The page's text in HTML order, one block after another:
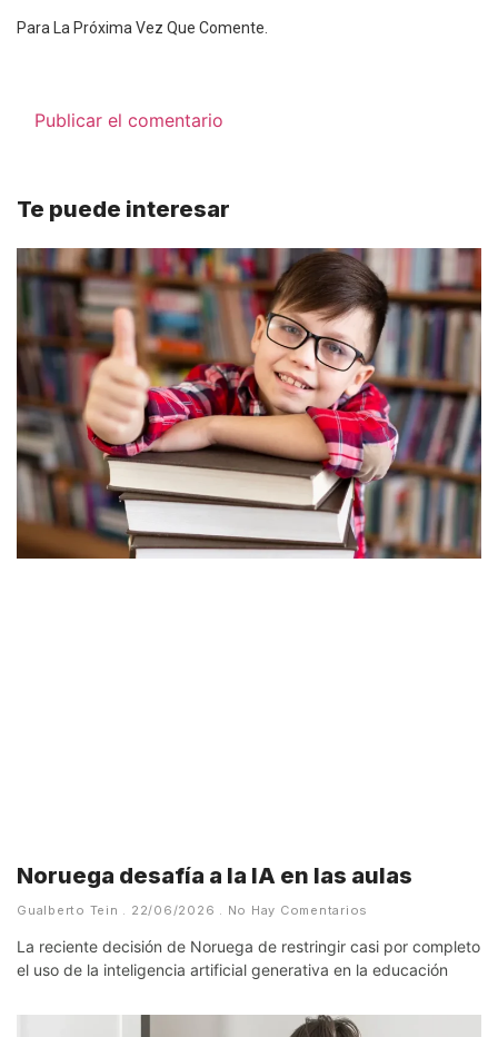
Para La Próxima Vez Que Comente.
Te puede interesar
Noruega desafía a la IA en las aulas
Gualberto Tein 22/06/2026 No Hay Comentarios
La reciente decisión de Noruega de restringir casi por completo
el uso de la inteligencia artificial generativa en la educación